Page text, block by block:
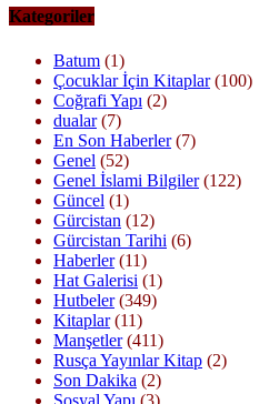
Kategoriler
Batum (1)
Çocuklar İçin Kitaplar(100)
Coğrafi Yapı (2)
dualar(7)
En Son Haberler(7)
Genel (52)
Genel İslami Bilgiler(122)
Güncel (1)
Gürcistan (12)
Gürcistan Tarihi (6)
Haberler(11)
Hat Galerisi (1)
Hutbeler(349)
Kitaplar(11)
Manşetler(411)
Rusça Yayınlar Kitap (2)
Son Dakika (2)
Sosyal Yapı (3)